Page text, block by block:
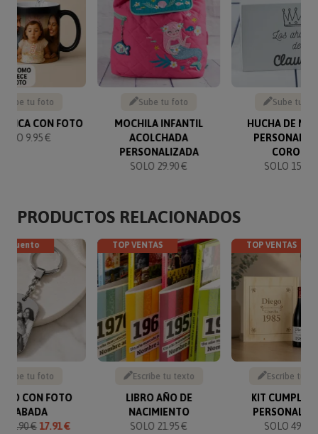
Sube tu foto
CON FOTO
9.95 €
Sube tu foto
MOCHILA INFANTIL
ACOLCHADA
PERSONALIZADA
SOLO 29.90 €
Sube tu
HUCHA DE
CORONA
SOLO 15.90
PRODUCTOS RELACIONADOS
Sube tu foto
CON FOTO
GRABADA
19.90 €17.91 €
TOP VENTAS
Escribe tu texto
LIBRO AÑO DE
NACIMIENTO
SOLO 21.95 €
TOP VENTAS
Escribe tu
KIT
SOLO 49.90